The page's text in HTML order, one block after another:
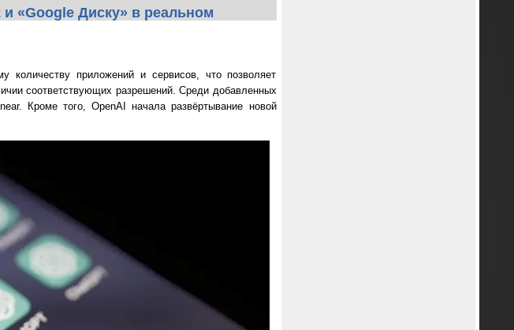
и «Google Диску» в реальном
приложений и сервисов, что позволяет
соответствующих разрешений. Среди добавленных
Кроме того, OpenAI начала развёртывание новой